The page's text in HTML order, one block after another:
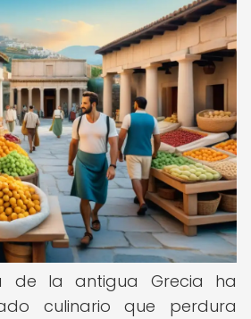
de la antigua Grecia ha
culinario que perdura